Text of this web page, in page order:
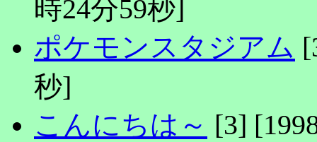
時24分59秒]
ポケモンスタジアム
秒]
こんにちは～ [3]